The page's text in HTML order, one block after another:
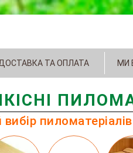
ТА ОПЛАТА МИ